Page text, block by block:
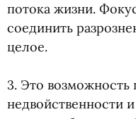
потока жизни.
соединить
целое.
3. Это возможность
недвойственности